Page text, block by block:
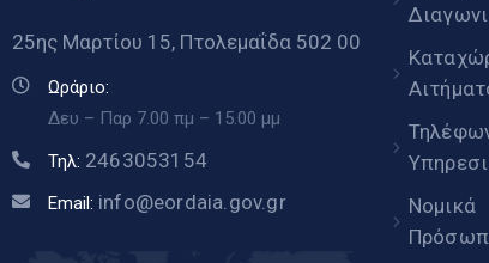
25ης Μαρτίου 15, Πτολεμαΐδα 502 00
Ωράριο:
Δευ – Παρ 7.00 πμ – 15.00 μμ
Τηλ: 2463053154
Email: info@eordaia.gov.gr
Νομικά